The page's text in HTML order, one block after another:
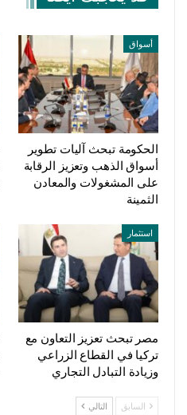
أسواق
الحكومة تبحث آليات تطوير
أسواق الذهب وتعزيز الرقابة
على المشغولات والمعادن
الثمينة
استثمار
مصر تبحث تعزيز التعاون مع
تركيا في القطاع الزراعي
وزيادة التبادل التجاري
السابق التالي